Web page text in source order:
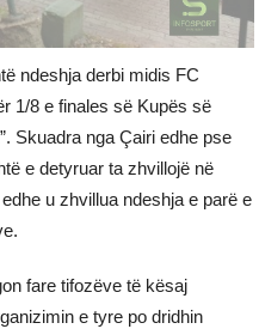
ndeshja derbi midis FC
1/8 e finales së Kupës së
Skuadra nga Çairi edhe pse
e detyruar ta zhvillojë në
u zhvillua ndeshja e parë e
fare tifozëve të kësaj
e tyre po dridhin